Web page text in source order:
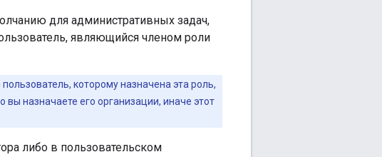
для административных задач,
являющийся членом роли
которому назначена эта роль,
назначаете его организации, иначе этот
либо в пользовательском